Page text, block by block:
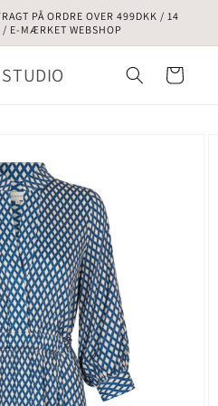
PÅ ORDRE OVER 499DKK / 14
/ E-MÆRKET WEBSHOP
Indkøbskurv